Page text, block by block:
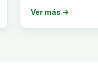
Ver más →